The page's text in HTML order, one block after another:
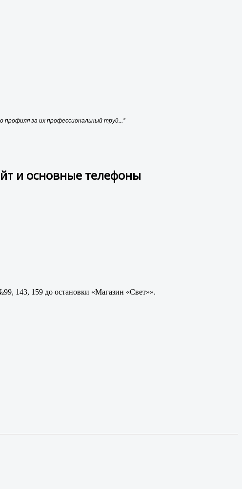
профиля за их профессиональный труд..."
и основные телефоны
143, 159 до остановки «Магазин «Свет»».